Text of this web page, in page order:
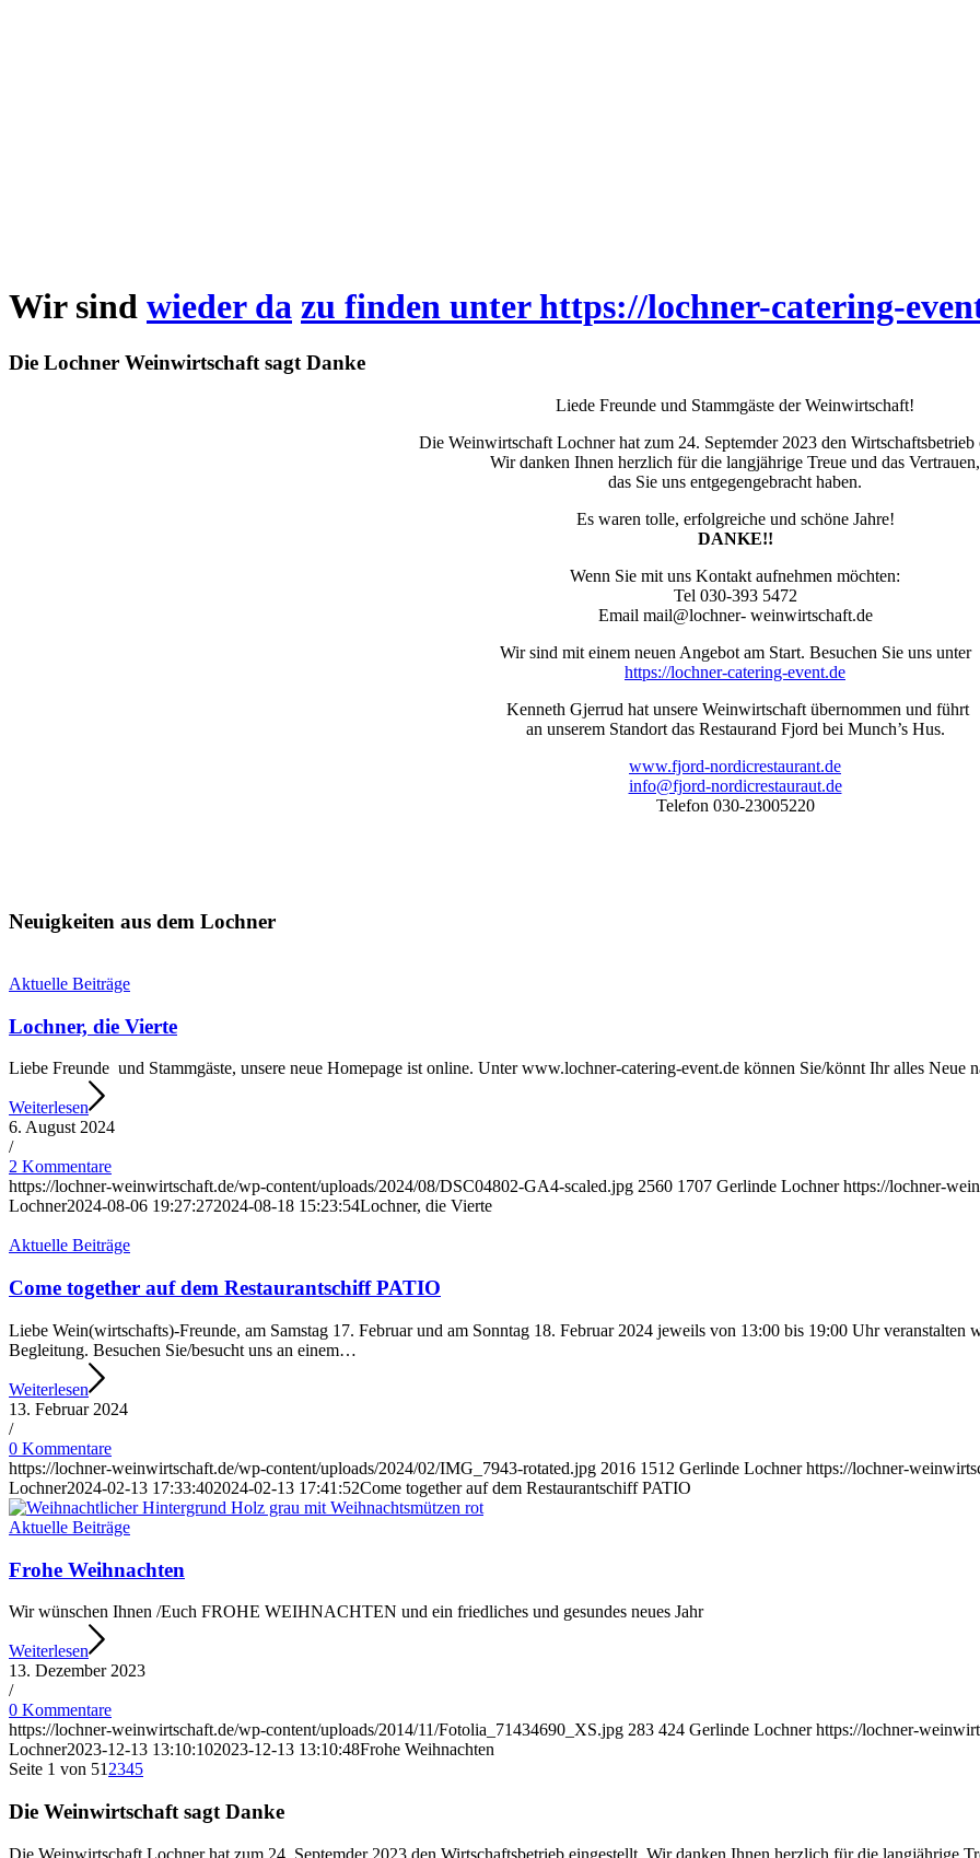
Wir sind wieder da zu finden unter https://lochner-catering-
Die Lochner Weinwirtschaft sagt Danke
Liede Freunde und Stammgäste der Weinwirtschaft!
Die Weinwirtschaft Lochner hat zum 24. Septemder 2023 den Wirtschaftsbetrieb
Wir danken Ihnen herzlich für die langjährige Treue und das Vertrauen,
das Sie uns entgegengebracht haben.
Es waren tolle, erfolgreiche und schöne Jahre!
DANKE!!
Wenn Sie mit uns Kontakt aufnehmen möchten:
Tel 030-393 5472
Email mail@lochner- weinwirtschaft.de
Wir sind mit einem neuen Angebot am Start. Besuchen Sie uns unter
https://lochner-catering-event.de
Kenneth Gjerrud hat unsere Weinwirtschaft übernommen und führt
an unserem Standort das Restaurand Fjord bei Munch’s Hus.
www.fjord-nordicrestaurant.de
info@fjord-nordicrestauraut.de
Telefon 030-23005220
Neuigkeiten aus dem Lochner
Aktuelle Beiträge
Lochner, die Vierte
Liebe Freunde und Stammgäste, unsere neue Homepage ist online. Unter www.lochner-catering-event.de können Sie/könnt Ihr alles Neue
Weiterlesen
6. August 2024
/
2 Kommentare
https://lochner-weinwirtschaft.de/wp-content/uploads/2024/08/DSC04802-GA4-scaled.jpg 2560 1707 Gerlinde Lochner https://lochner-
Lochner2024-08-06 19:27:272024-08-18 15:23:54Lochner, die Vierte
Aktuelle Beiträge
Come together auf dem Restaurantschiff PATIO
Liebe Wein(wirtschafts)-Freunde, am Samstag 17. Februar und am Sonntag 18. Februar 2024 jeweils von 13:00 bis 19:00 Uhr
Begleitung. Besuchen Sie/besucht uns an einem…
Weiterlesen
13. Februar 2024
/
0 Kommentare
https://lochner-weinwirtschaft.de/wp-content/uploads/2024/02/IMG_7943-rotated.jpg 2016 1512 Gerlinde Lochner https://lochner-
Lochner2024-02-13 17:33:402024-02-13 17:41:52Come together auf dem Restaurantschiff PATIO
Aktuelle Beiträge
Frohe Weihnachten
Wir wünschen Ihnen /Euch FROHE WEIHNACHTEN und ein friedliches und gesundes neues Jahr
Weiterlesen
13. Dezember 2023
/
0 Kommentare
https://lochner-weinwirtschaft.de/wp-content/uploads/2014/11/Fotolia_71434690_XS.jpg 283 424 Gerlinde Lochner https://lochner-
Lochner2023-12-13 13:10:102023-12-13 13:10:48Frohe Weihnachten
Seite 1 von 51 2345
Die Weinwirtschaft sagt Danke
Die Weinwirtschaft Lochner hat zum 24. Septemder 2023 den Wirtschaftsbetrieb eingestellt. Wir danken Ihnen herzlich für die langjährige